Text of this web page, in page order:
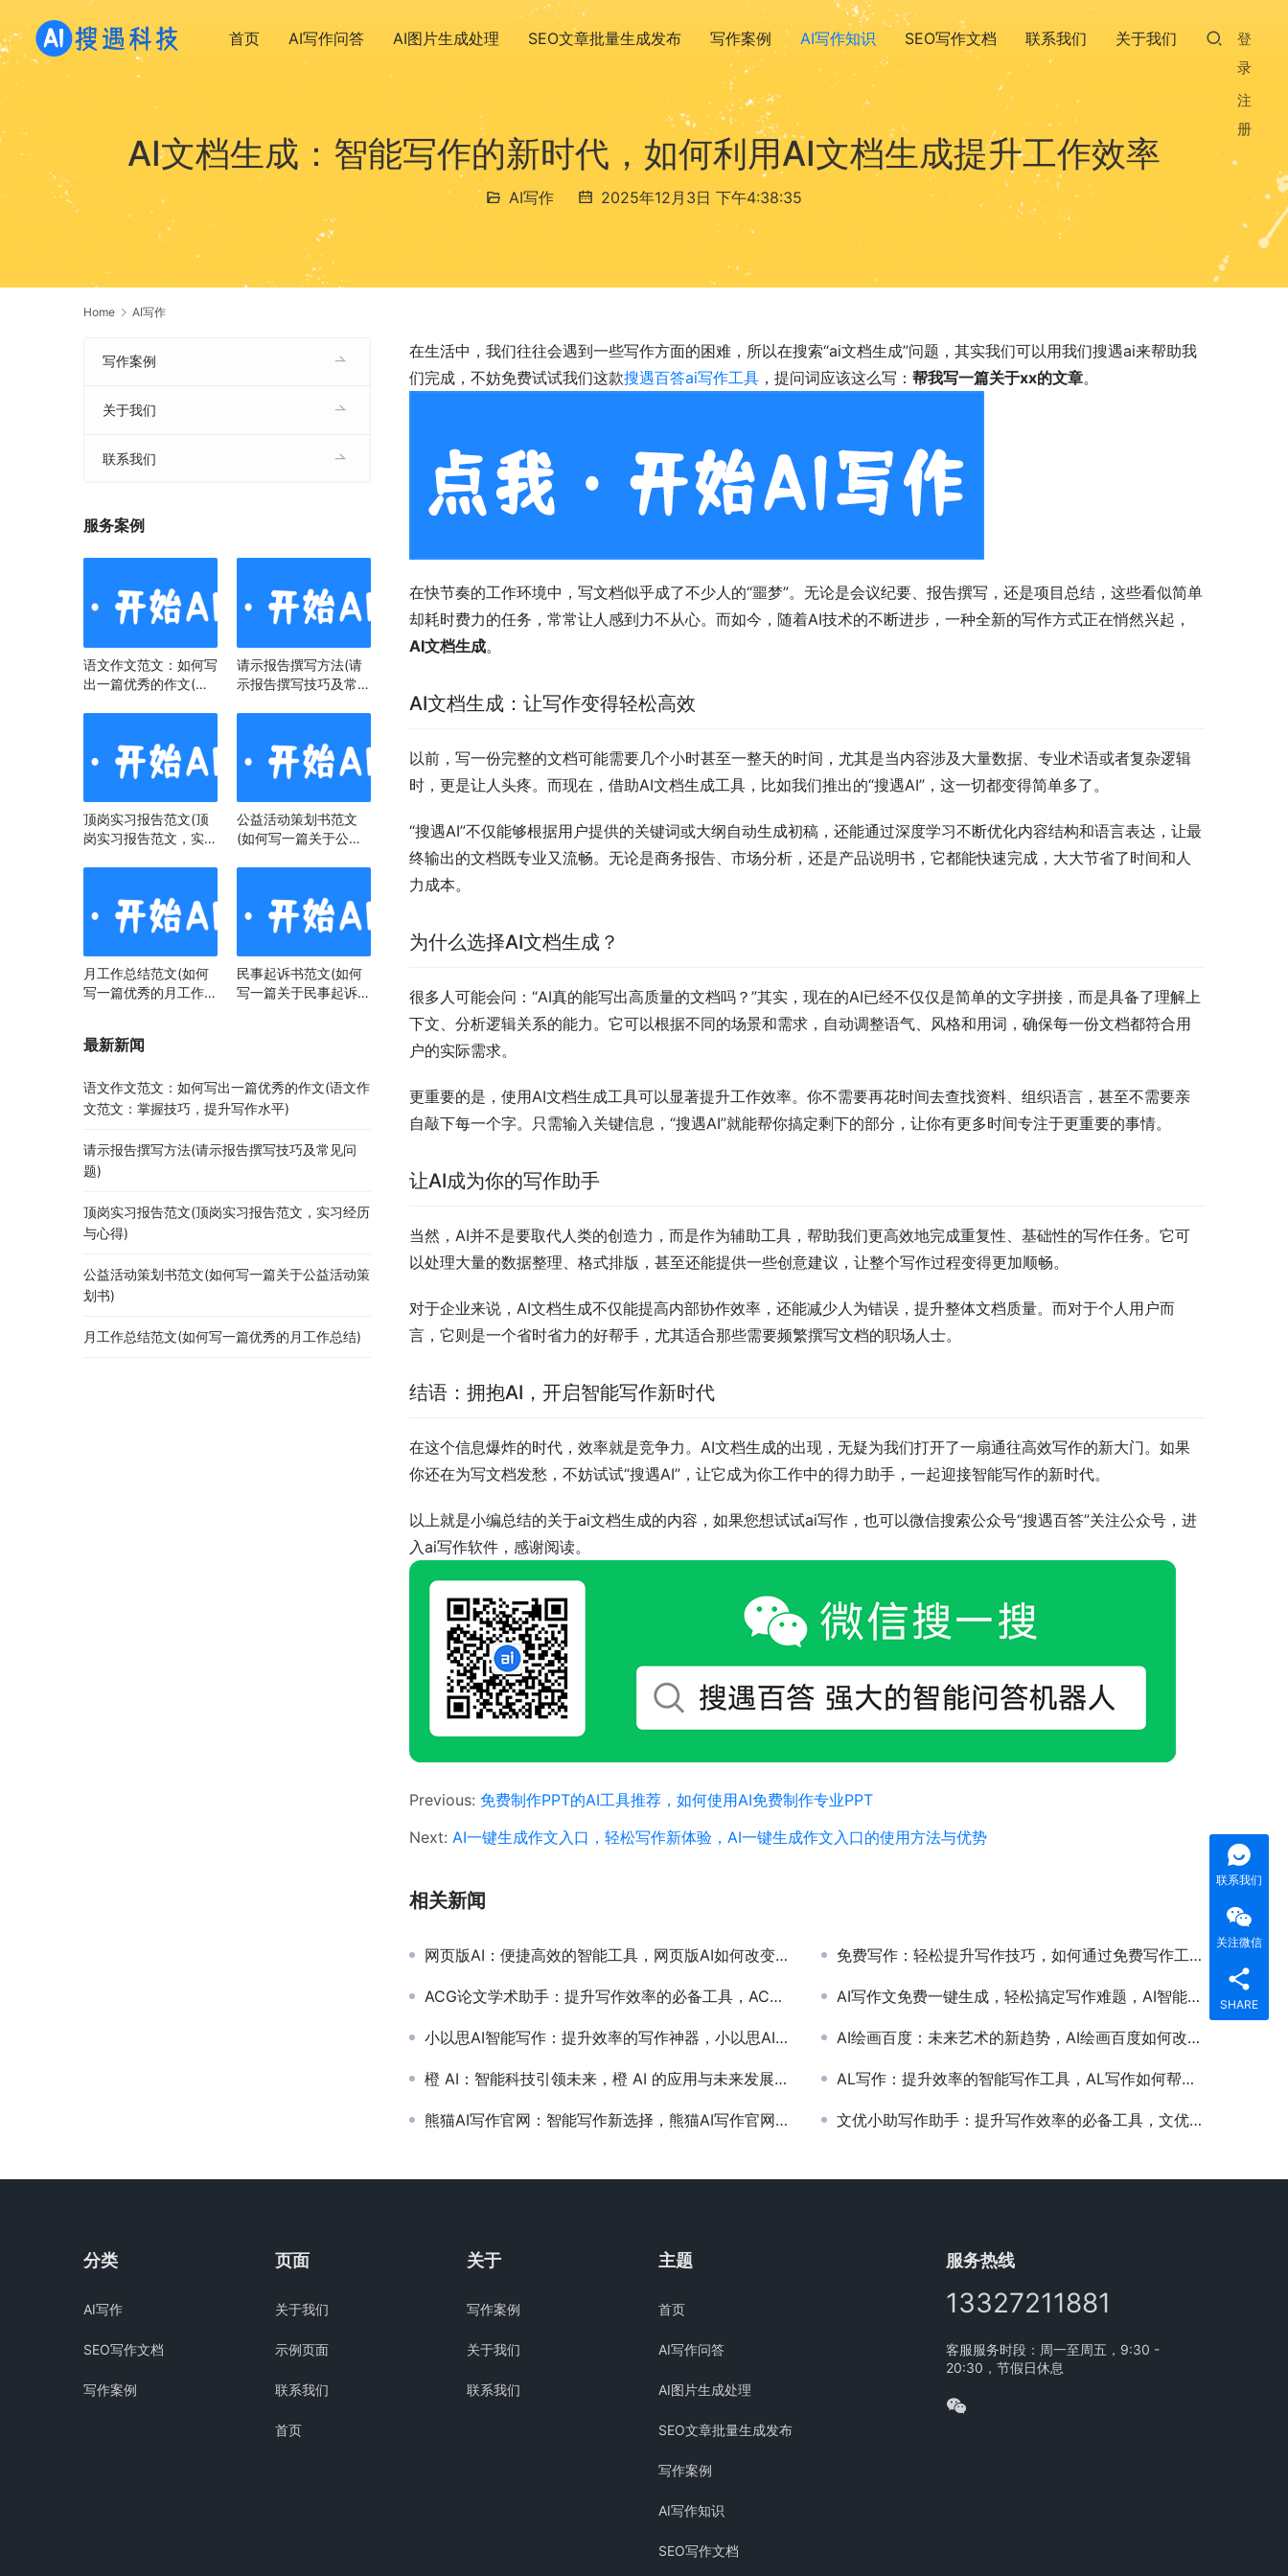
首页 AI写作问答 AI图片生成处理 SEO文章批量生成发布 写作案例 AI写作知识 SEO写作文档 联系我们 关于我们
登
录
注
册
AI文档生成：智能写作的新时代，如何利用AI文档生成提升工作效率
AI写作 2025年12月3日 下午4:38:35
Home AI写作
在生活中，我们往往会遇到一些写作方面的困难，所以在搜索“ai文档生成”问题，其实我们可以用我们搜遇ai来帮助我
们完成，不妨免费试试我们这款搜遇百答ai写作工具 ，提问词应该这么写： 帮我写一篇关于xx的文章。
在快节奏的工作环境中，写文档似乎成了不少人的“噩梦”。无论是会议纪要、报告撰写，还是项目总结，这些看似简单
却耗时费力的任务，常常让人感到力不从心。而如今，随着AI技术的不断进步，一种全新的写作方式正在悄然兴起，
AI文档生成。
AI文档生成：让写作变得轻松高效
以前，写一份完整的文档可能需要几个小时甚至一整天的时间，尤其是当内容涉及大量数据、专业术语或者复杂逻辑
时，更是让人头疼。而现在，借助AI文档生成工具，比如我们推出的“搜遇AI”，这一切都变得简单多了。
“搜遇AI”不仅能够根据用户提供的关键词或大纲自动生成初稿，还能通过深度学习不断优化内容结构和语言表达，让最
终输出的文档既专业又流畅。无论是商务报告、市场分析，还是产品说明书，它都能快速完成，大大节省了时间和人
力成本。
为什么选择AI文档生成？
很多人可能会问：“AI真的能写出高质量的文档吗？”其实，现在的AI已经不仅仅是简单的文字拼接，而是具备了理解上
下文、分析逻辑关系的能力。它可以根据不同的场景和需求，自动调整语气、风格和用词，确保每一份文档都符合用
户的实际需求。
更重要的是，使用AI文档生成工具可以显著提升工作效率。你不需要再花时间去查找资料、组织语言，甚至不需要亲
自敲下每一个字。只需输入关键信息，“搜遇AI”就能帮你搞定剩下的部分，让你有更多时间专注于更重要的事情。
让AI成为你的写作助手
当然，AI并不是要取代人类的创造力，而是作为辅助工具，帮助我们更高效地完成重复性、基础性的写作任务。它可
以处理大量的数据整理、格式排版，甚至还能提供一些创意建议，让整个写作过程变得更加顺畅。
对于企业来说，AI文档生成不仅能提高内部协作效率，还能减少人为错误，提升整体文档质量。而对于个人用户而
言，它则是一个省时省力的好帮手，尤其适合那些需要频繁撰写文档的职场人士。
结语：拥抱AI，开启智能写作新时代
在这个信息爆炸的时代，效率就是竞争力。AI文档生成的出现，无疑为我们打开了一扇通往高效写作的新大门。如果
你还在为写文档发愁，不妨试试“搜遇AI”，让它成为你工作中的得力助手，一起迎接智能写作的新时代。
以上就是小编总结的关于ai文档生成的内容，如果您想试试ai写作，也可以微信搜索公众号“搜遇百答”关注公众号，进
入ai写作软件，感谢阅读。
Previous: 免费制作PPT的AI工具推荐，如何使用AI免费制作专业PPT
Next: AI一键生成作文入口，轻松写作新体验，AI一键生成作文入口的使用方法与优势
相关新闻
网页版AI：便捷高效的智能工具，网页版AI如何改变现代工作效率 免费写作：轻松提升写作技巧，如何通过免费写作工具提高写作能力
ACG论文学术助手：提升写作效率的必备工具，ACG论文学术助手如何帮助学生和研究人员提高论文写作质量 AI写作文免费一键生成，轻松搞定写作难题，AI智能写作工具免费生成高质量作文
小以思AI智能写作：提升效率的写作神器，小以思AI智能写作如何提升写作效率 AI绘画百度：未来艺术的新趋势，AI绘画百度如何改变现代艺术创作
橙 AI：智能科技引领未来，橙 AI 的应用与未来发展潜力 AL写作：提升效率的智能写作工具，AL写作如何帮助用户提高写作效率和质量
熊猫AI写作官网：智能写作新选择，熊猫AI写作官网功能与使用体验详解 文优小助写作助手：提升写作效率的必备工具，文优小助写作助手如何帮助提高写作效率和质量
写作案例
关于我们
联系我们
服务案例
语文作文范文：如何写
出一篇优秀的作文(语
请示报告撰写方法(请
示报告撰写技巧及常见
顶岗实习报告范文(顶
岗实习报告范文，实习
公益活动策划书范文
(如何写一篇关于公益
月工作总结范文(如何
写一篇优秀的月工作总
民事起诉书范文(如何
写一篇关于民事起诉书
最新新闻
语文作文范文：如何写出一篇优秀的作文(语文作
文范文：掌握技巧，提升写作水平)
请示报告撰写方法(请示报告撰写技巧及常见问
题)
顶岗实习报告范文(顶岗实习报告范文，实习经历
与心得)
公益活动策划书范文(如何写一篇关于公益活动策
划书)
月工作总结范文(如何写一篇优秀的月工作总结)
分类
AI写作
SEO写作文档
写作案例
页面
关于我们
示例页面
联系我们
首页
关于
写作案例
关于我们
联系我们
主题
首页
AI写作问答
AI图片生成处理
SEO文章批量生成发布
写作案例
AI写作知识
SEO写作文档
服务热线
13327211881
客服服务时段：周一至周五，9:30 -
20:30，节假日休息
联系我们
关注微信
SHARE